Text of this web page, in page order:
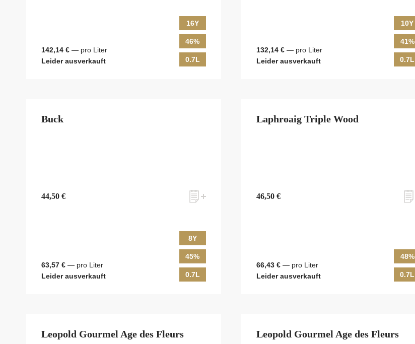
142,14 € — pro Liter
Leider ausverkauft
16Y
46%
0.7L
132,14 €— pro Liter
Leider ausverkauft
10Y
41%
0.7L
Buck
44,50 €
63,57 € — pro Liter
Leider ausverkauft
8Y
45%
0.7L
Laphroaig Triple Wood
46,50 €
66,43 €— pro Liter
Leider ausverkauft
48%
0.7L
Leopold Gourmel Age des Fleurs Leopold Gourmel Age des Fleurs